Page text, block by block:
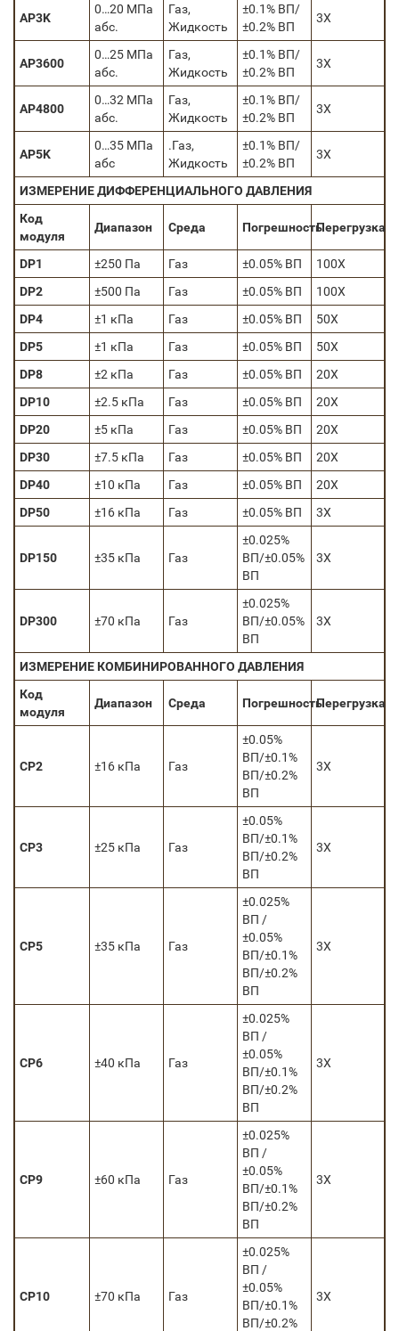
AP3K
0…20 МПа
абс.
Газ,
Жидкость
±0.1% ВП/
±0.2% ВП
3X
AP3600
0…25 МПа
абс.
Газ,
Жидкость
±0.1% ВП/
±0.2% ВП
3X
AP4800
0…32 МПа
абс.
Газ,
Жидкость
±0.1% ВП/
±0.2% ВП
3X
AP5K
0…35 МПа
абс
.Газ,
Жидкость
±0.1% ВП/
±0.2% ВП
3X
ИЗМЕРЕНИЕ ДИФФЕРЕНЦИАЛЬНОГО ДАВЛЕНИЯ
Код
модуля
Диапазон Среда ПогрешностьПерегрузка
DP1 ±250 Па Газ ±0.05% ВП
100Х
DP2
±500 Па Газ ±0.05% ВП
100Х
DP4
±1 кПа Газ ±0.05% ВП
50Х
DP5
±1 кПа Газ ±0.05% ВП
50Х
DP8
±2 кПа Газ ±0.05% ВП
20Х
DP10
±2.5 кПа Газ ±0.05% ВП
20Х
DP20
±5 кПа Газ ±0.05% ВП
20Х
DP30
±7.5 кПа Газ ±0.05% ВП
20Х
DP40
±10 кПа Газ ±0.05% ВП
20Х
DP50
±16 кПа Газ ±0.05% ВП 3Х
DP150 ±35 кПа Газ
±0.025%
ВП/±0.05%
ВП
3Х
DP300 ±70 кПа Газ
±0.025%
ВП/±0.05%
ВП
3Х
ИЗМЕРЕНИЕ КОМБИНИРОВАННОГО ДАВЛЕНИЯ
Код
модуля
Диапазон Среда ПогрешностьПерегрузка
CP2 ±16 кПа Газ
±0.05%
ВП/±0.1%
ВП/±0.2%
ВП
3Х
CP3 ±25 кПа Газ
±0.05%
ВП/±0.1%
ВП/±0.2%
ВП
3Х
CP5 ±35 кПа Газ
±0.025%
ВП /
±0.05%
ВП/±0.1%
ВП/±0.2%
ВП
3Х
CP6 ±40 кПа Газ
±0.025%
ВП /
±0.05%
ВП/±0.1%
ВП/±0.2%
ВП
3Х
CP9 ±60 кПа Газ
±0.025%
ВП /
±0.05%
ВП/±0.1%
ВП/±0.2%
ВП
3Х
CP10 ±70 кПа Газ
±0.025%
ВП /
±0.05%
ВП/±0.1%
ВП/±0.2%
3Х